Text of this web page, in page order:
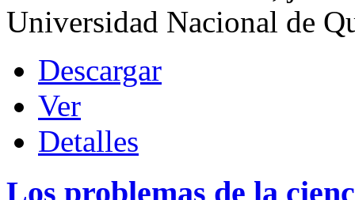
Universidad Nacional de
Descargar
Ver
Detalles
Los problemas de la